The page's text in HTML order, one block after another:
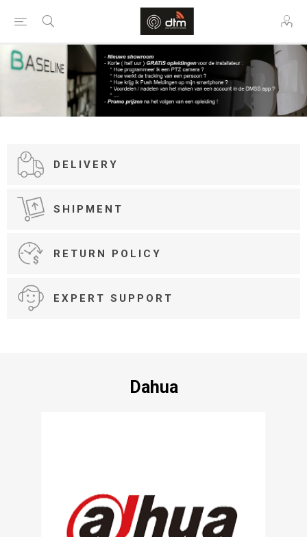
DELIVERY
SHIPMENT
RETURN POLICY
EXPERT SUPPORT
Dahua